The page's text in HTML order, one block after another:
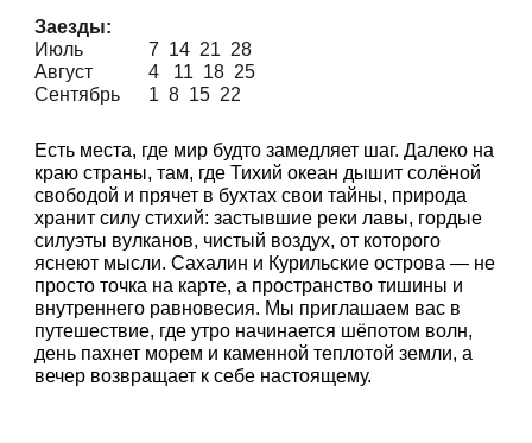
Заезды:
Июль
7 14 21 28
Август
4 11 18 25
Сентябрь
1 8 15 22
Есть места, где мир будто замедляет шаг. Далеко на
краю страны, там, где Тихий океан дышит солёной
свободой и прячет в бухтах свои тайны, природа
хранит силу стихий: застывшие реки лавы, гордые
силуэты вулканов, чистый воздух, от которого
яснеют мысли. Сахалин и Курильские острова — не
просто точка на карте, а пространство тишины и
внутреннего равновесия. Мы приглашаем вас в
путешествие, где утро начинается шёпотом волн,
день пахнет морем и каменной теплотой земли, а
вечер возвращает к себе настоящему.